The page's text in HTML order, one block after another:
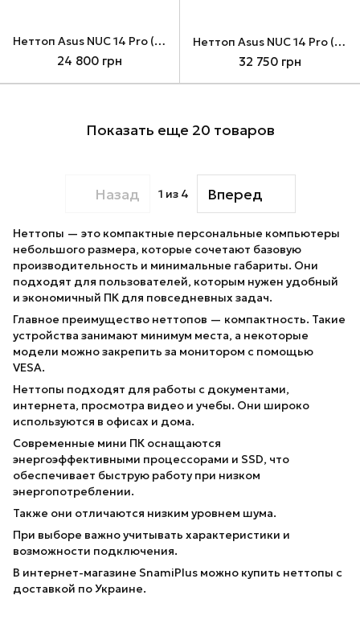
Неттоп Asus NUC 14 Pro (RNUC14RVHI300002I), Black, C3 100U, без RAM/SSD, DOS (90AR0072-M00040)
24 800 грн
Неттоп Asus NUC 14 Pro (RNUC14RVHU500002I), Black, U5 125H, без RAM/SSD, Arc, DOS (90AR0072-M000P0)
32 750 грн
Показать еще 20 товаров
Назад 1 из 4 Вперед
Неттопы — это компактные персональные компьютеры
небольшого размера, которые сочетают базовую
производительность и минимальные габариты. Они
подходят для пользователей, которым нужен удобный
и экономичный ПК для повседневных задач.
Главное преимущество неттопов — компактность. Такие
устройства занимают минимум места, а некоторые
модели можно закрепить за монитором с помощью
VESA.
Неттопы подходят для работы с документами,
интернета, просмотра видео и учебы. Они широко
используются в офисах и дома.
Современные мини ПК оснащаются
энергоэффективными процессорами и SSD, что
обеспечивает быструю работу при низком
энергопотреблении.
Также они отличаются низким уровнем шума.
При выборе важно учитывать характеристики и
возможности подключения.
В интернет-магазине SnamiPlus можно купить неттопы с
доставкой по Украине.